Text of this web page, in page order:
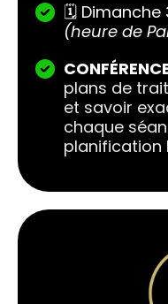
🗓️ Dimanche
(heure de
plans de
et savoir
chaque
planification